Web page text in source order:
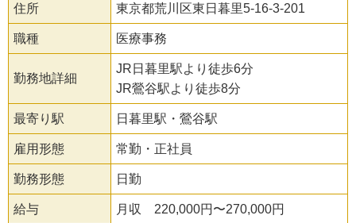
住所 東京都荒川区東日暮里5-16-3-201
職種 医療事務
勤務地詳細
JR日暮里駅より徒歩6分
JR鶯谷駅より徒歩8分
最寄り駅 日暮里駅・鶯谷駅
雇用形態 常勤・正社員
勤務形態 日勤
給与 月収 220,000円〜270,000円